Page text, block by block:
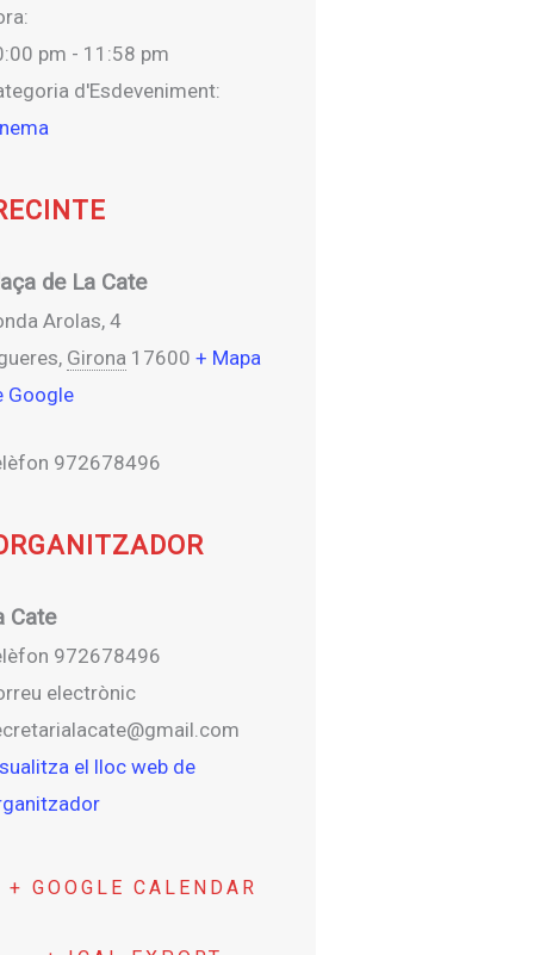
pm - 11:58 pm
d'Esdeveniment:
de La Cate
Arolas, 4
, Girona 17600 + Mapa
Google
972678496
Cate
972678496
electrònic
el lloc web de
+ GOOGLE CALENDAR